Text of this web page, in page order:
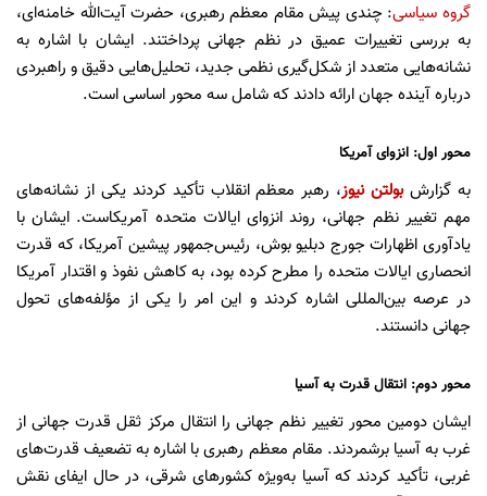
گروه سیاسی: چندی پیش مقام معظم رهبری، حضرت آیت‌الله خامنه‌ای،
به بررسی تغییرات عمیق در نظم جهانی پرداختند. ایشان با اشاره به
نشانه‌هایی متعدد از شکل‌گیری نظمی جدید، تحلیل‌هایی دقیق و راهبردی
درباره آینده جهان ارائه دادند که شامل سه محور اساسی است.
محور اول: انزوای آمریکا
به گزارشبولتن نیوز، رهبر معظم انقلاب تأکید کردند یکی از نشانه‌های
مهم تغییر نظم جهانی، روند انزوای ایالات متحده آمریکاست. ایشان با
یادآوری اظهارات جورج دبلیو بوش، رئیس‌جمهور پیشین آمریکا، که قدرت
انحصاری ایالات متحده را مطرح کرده بود، به کاهش نفوذ و اقتدار آمریکا
در عرصه بین‌المللی اشاره کردند و این امر را یکی از مؤلفه‌های تحول
جهانی دانستند.
محور دوم: انتقال قدرت به آسیا
ایشان دومین محور تغییر نظم جهانی را انتقال مرکز ثقل قدرت جهانی از
غرب به آسیا برشمردند. مقام معظم رهبری با اشاره به تضعیف قدرت‌های
غربی، تأکید کردند که آسیا به‌ویژه کشورهای شرقی، در حال ایفای نقش